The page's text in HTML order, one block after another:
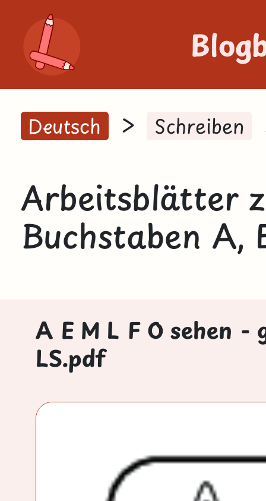
Deutsch > Schreiben
Arbeitsblätter
Buchstaben A,
A E M L F O sehen
LS.pdf